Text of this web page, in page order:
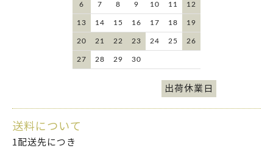
6 7 8 9 10 11 12
13 14 15 16 17 18 19
20 21 22 23 24 25 26
27 28 29 30
出荷休業日
送料について
1配送先につき